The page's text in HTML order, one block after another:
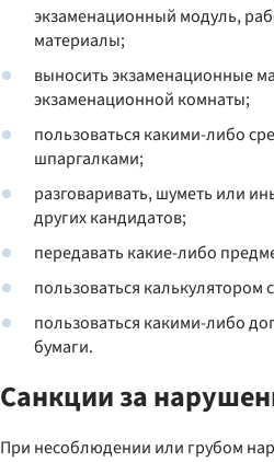
экзаменационный модуль,
материалы;
выносить экзаменационные
экзаменационной комнаты;
пользоваться какими-либо
шпаргалками;
разговаривать, шуметь или
других кандидатов;
передавать какие-либо
пользоваться калькулятором
пользоваться какими-либо
бумаги.
Санкции за
При несоблюдении или грубом